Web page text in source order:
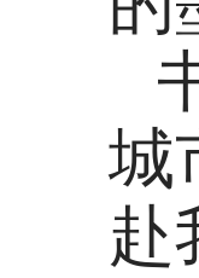
城
赴